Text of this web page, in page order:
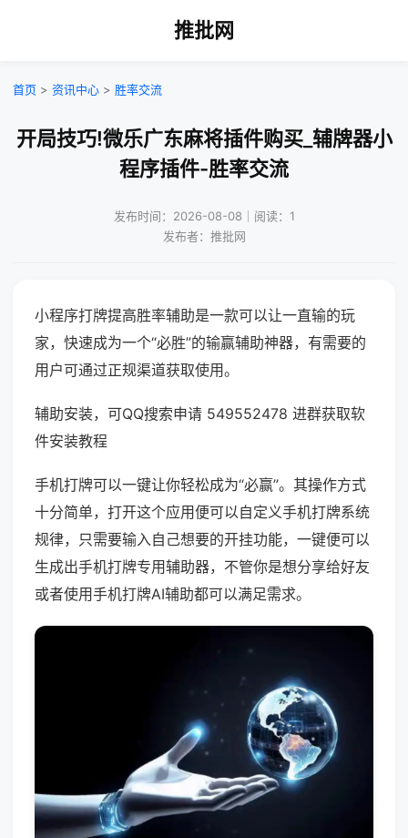
推批网
首页 > 资讯中心 > 胜率交流
开局技巧!微乐广东麻将插件购买_辅牌器小
程序插件-胜率交流
发布时间：2026-08-08｜阅读：1
发布者：推批网
小程序打牌提高胜率辅助是一款可以让一直输的玩
家，快速成为一个“必胜”的输赢辅助神器，有需要的
用户可通过正规渠道获取使用。
辅助安装，可QQ搜索申请 549552478 进群获取软
件安装教程
手机打牌可以一键让你轻松成为“必赢”。其操作方式
十分简单，打开这个应用便可以自定义手机打牌系统
规律，只需要输入自己想要的开挂功能，一键便可以
生成出手机打牌专用辅助器，不管你是想分享给好友
或者使用手机打牌AI辅助都可以满足需求。